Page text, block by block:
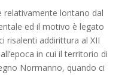
relativamente lontano dal
ed il motivo è legato
risalenti addirittura al XII
in cui il territorio di
Normanno, quando ci